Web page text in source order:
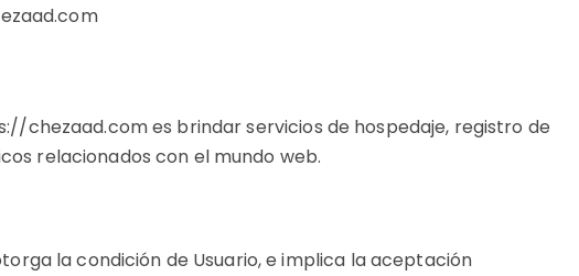
chezaad.comes brindar servicios de hospedaje, registro de
relacionados con el mundo web.
la condición de Usuario, e implica la aceptación